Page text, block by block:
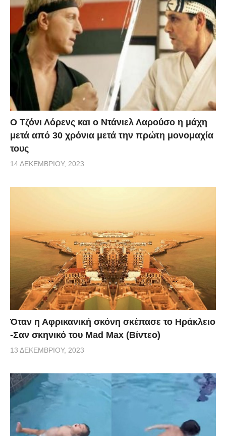
Ο Τζόνι Λόρενς και ο Ντάνιελ Λαρούσο η μάχη
μετά από 30 χρόνια μετά την πρώτη μονομαχία
τους
14 ΔΕΚΕΜΒΡΊΟΥ, 2023
Όταν η Αφρικανική σκόνη σκέπασε το Ηράκλειο
-Σαν σκηνικό του Mad Max (Βίντεο)
13 ΔΕΚΕΜΒΡΊΟΥ, 2023